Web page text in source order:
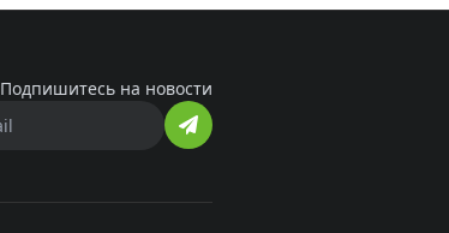
Подпишитесь на новости